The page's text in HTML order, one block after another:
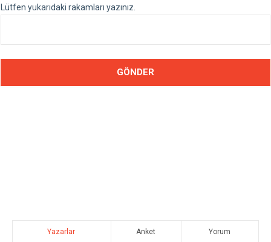
Lütfen yukarıdaki rakamları yazınız.
Yazarlar Anket Yorum